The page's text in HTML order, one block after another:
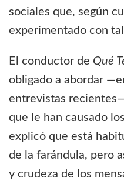
sociales que, según
experimentado con
El conductor de Qué
obligado a abordar
entrevistas
que le han causado
explicó que está
de la farándula, pero
y crudeza de los